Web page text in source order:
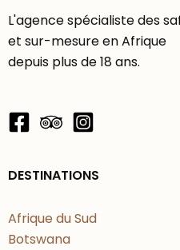
Nuit en pension
boissons locales
Zambezi Lodge
Royal Zambezi
et immersion.
L'agence spécialiste des
et sur-mesure en Afrique
depuis plus de 18 ans.
DESTINATIONS
Afrique du Sud
Botswana